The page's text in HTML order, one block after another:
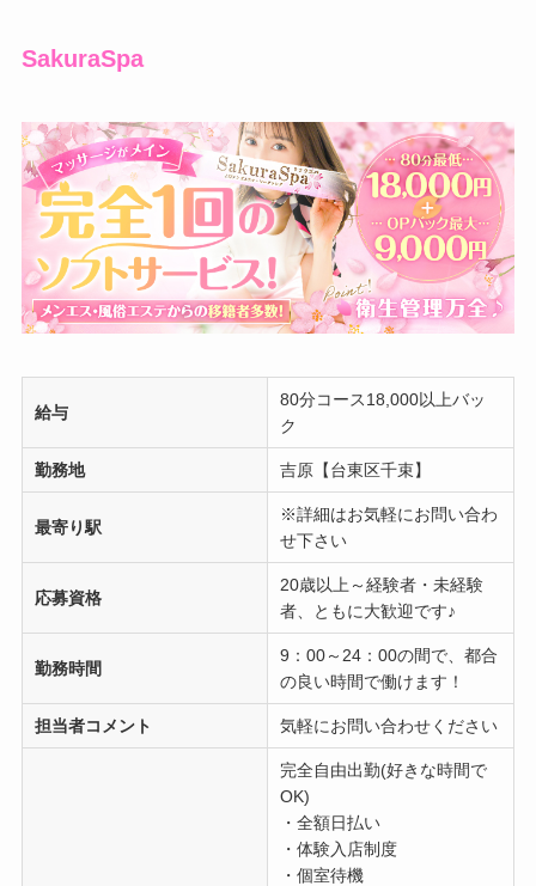
SakuraSpa
給与
80分コース18,000以上バッ
ク
勤務地 吉原【台東区千束】
最寄り駅
※詳細はお気軽にお問い合わ
せ下さい
応募資格
20歳以上～経験者・未経験
者、ともに大歓迎です♪
勤務時間
9：00～24：00の間で、都合
の良い時間で働けます！
担当者コメント 気軽にお問い合わせください
完全自由出勤(好きな時間で
OK)
・全額日払い
・体験入店制度
・個室待機